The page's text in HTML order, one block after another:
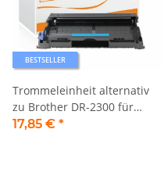
BESTSELLER
Trommeleinheit alternativ
zu Brother DR-2300 für
Brother Drucker
17,85 € *